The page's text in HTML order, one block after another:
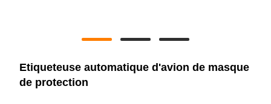
Etiqueteuse automatique d'avion de masque
de protection